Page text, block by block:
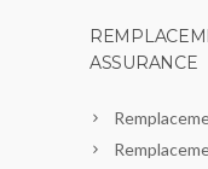
ASSURANCE